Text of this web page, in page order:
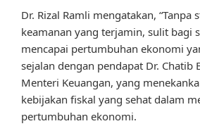
Dr. Rizal Ramli mengatakan,
keamanan yang terjamin, sulit bagi
mencapai pertumbuhan ekonomi
sejalan dengan pendapat Dr. Chatib
Menteri Keuangan, yang
kebijakan fiskal yang sehat dalam
pertumbuhan ekonomi.